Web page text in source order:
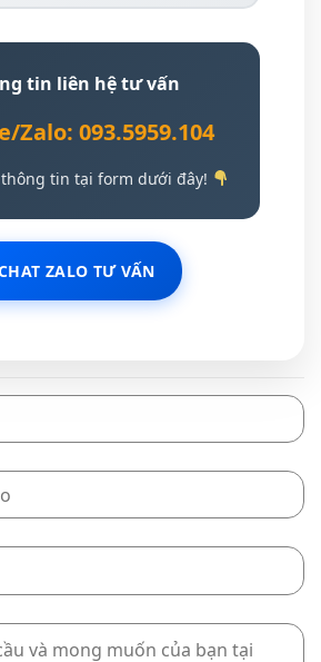
tin liên hệ tư vấn
Zalo: 093.5959.104
tin tại form dưới đây!
ZALO TƯ VẤN